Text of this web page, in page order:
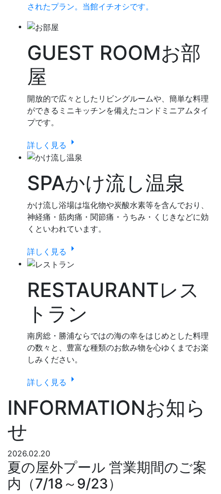
されたプラン。当館イチオシです。
GUEST ROOMお部
屋
開放的で広々としたリビングルームや、簡単な料理
ができるミニキッチンを備えたコンドミニアムタイ
プです。
詳しく見る arrow_right
SPAかけ流し温泉
かけ流し浴場は塩化物や炭酸水素等を含んでおり、
神経痛・筋肉痛・関節痛・うちみ・くじきなどに効
くといわれています。
詳しく見る arrow_right
RESTAURANTレス
トラン
南房総・勝浦ならではの海の幸をはじめとした料理
の数々と、豊富な種類のお飲み物を心ゆくまでお楽
しみください。
詳しく見る arrow_right
INFORMATIONお知ら
せ
2026.02.20
夏の屋外プール 営業期間のご案
内（7/18～9/23）